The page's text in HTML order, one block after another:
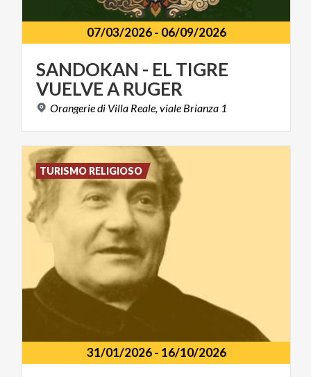
07/03/2026- 06/09/2026
SANDOKAN - EL TIGRE
VUELVEA RUGER
Orangeriedi Villa Reale, viale Brianza 1
31/01/2026- 16/10/2026
TURISMO RELIGIOSO